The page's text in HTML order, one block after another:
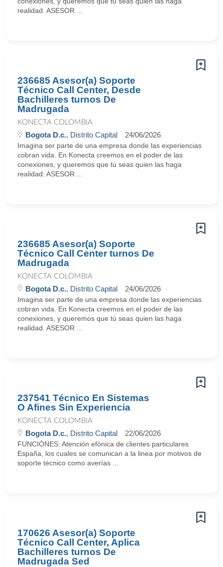
realidad. ASESOR ...
236685 Asesor(a) Soporte
Técnico Call Center, Desde
Bachilleres turnos De
Madrugada
KONECTA COLOMBIA
Bogota D.c., Distrito Capital 24/06/2026
Imagina ser parte de una empresa donde las experiencias
cobran vida. En Konecta creemos en el poder de las
conexiones, y queremos que tú seas quien las haga
realidad. ASESOR ...
236685 Asesor(a) Soporte
Técnico Call Center turnos De
Madrugada
KONECTA COLOMBIA
Bogota D.c., Distrito Capital 24/06/2026
Imagina ser parte de una empresa donde las experiencias
cobran vida. En Konecta creemos en el poder de las
conexiones, y queremos que tú seas quien las haga
realidad. ASESOR ...
237541 Técnico En Sistemas
O Afines Sin Experiencia
KONECTA COLOMBIA
Bogota D.c., Distrito Capital 22/06/2026
FUNCIÓNES: Atención efónica de clientes particulares
España, los cuales se comunican a la linea por motivos de
soporte técnico como averías ...
170626 Asesor(a) Soporte
Técnico Call Center, Aplica
Bachilleres turnos De
Madrugada Sed